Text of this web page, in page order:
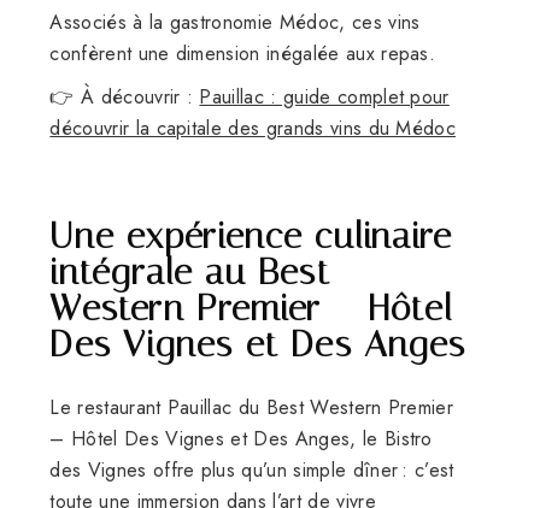
Associés à la gastronomie Médoc, ces vins
confèrent une dimension inégalée aux repas.
👉 À découvrir : Pauillac : guide complet pour
découvrir la capitale des grands vins du Médoc
Une expérience culinaire
intégrale au Best
Western Premier – Hôtel
Des Vignes et Des Anges
Le restaurant Pauillac du Best Western Premier
– Hôtel Des Vignes et Des Anges, le Bistro
des Vignes offre plus qu’un simple dîner : c’est
toute une immersion dans l’art de vivre